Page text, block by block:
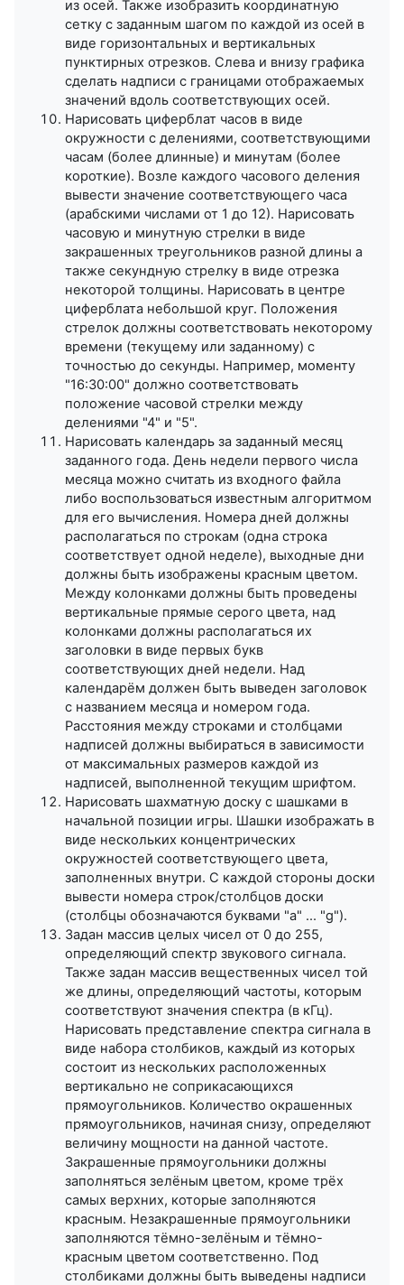
из осей. Также изобразить координатную
сетку с заданным шагом по каждой из осей в
виде горизонтальных и вертикальных
пунктирных отрезков. Слева и внизу графика
сделать надписи с границами отображаемых
значений вдоль соответствующих осей.
Нарисовать циферблат часов в виде
окружности с делениями, соответствующими
часам (более длинные) и минутам (более
короткие). Возле каждого часового деления
вывести значение соответствующего часа
(арабскими числами от 1 до 12). Нарисовать
часовую и минутную стрелки в виде
закрашенных треугольников разной длины а
также секундную стрелку в виде отрезка
некоторой толщины. Нарисовать в центре
циферблата небольшой круг. Положения
стрелок должны соответствовать некоторому
времени (текущему или заданному) с
точностью до секунды. Например, моменту
"16:30:00" должно соответствовать
положение часовой стрелки между
делениями "4" и "5".
Нарисовать календарь за заданный месяц
заданного года. День недели первого числа
месяца можно считать из входного файла
либо воспользоваться известным алгоритмом
для его вычисления. Номера дней должны
располагаться по строкам (одна строка
соответствует одной неделе), выходные дни
должны быть изображены красным цветом.
Между колонками должны быть проведены
вертикальные прямые серого цвета, над
колонками должны располагаться их
заголовки в виде первых букв
соответствующих дней недели. Над
календарём должен быть выведен заголовок
с названием месяца и номером года.
Расстояния между строками и столбцами
надписей должны выбираться в зависимости
от максимальных размеров каждой из
надписей, выполненной текущим шрифтом.
Нарисовать шахматную доску с шашками в
начальной позиции игры. Шашки изображать в
виде нескольких концентрических
окружностей соответствующего цвета,
заполненных внутри. С каждой стороны доски
вывести номера строк/столбцов доски
(столбцы обозначаются буквами "a" ... "g").
Задан массив целых чисел от 0 до 255,
определяющий спектр звукового сигнала.
Также задан массив вещественных чисел той
же длины, определяющий частоты, которым
соответствуют значения спектра (в кГц).
Нарисовать представление спектра сигнала в
виде набора столбиков, каждый из которых
состоит из нескольких расположенных
вертикально не соприкасающихся
прямоугольников. Количество окрашенных
прямоугольников, начиная снизу, определяют
величину мощности на данной частоте.
Закрашенные прямоугольники должны
заполняться зелёным цветом, кроме трёх
самых верхних, которые заполняются
красным. Незакрашенные прямоугольники
заполняются тёмно-зелёным и тёмно-
красным цветом соответственно. Под
столбиками должны быть выведены надписи